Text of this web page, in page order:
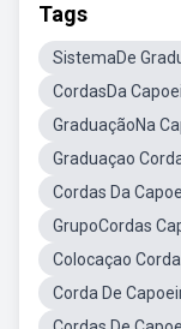
Tags
SistemaDe
CordasDa
GraduaçãoNa
Graduaçao
Cordas Da
GrupoCordas
Colocaçao
Corda De